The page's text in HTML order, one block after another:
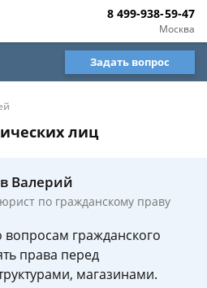
Москва
8 499-938-59-47
Задать вопрос
лиц
Валерий
по гражданскому праву
гражданского
права перед
магазинами.